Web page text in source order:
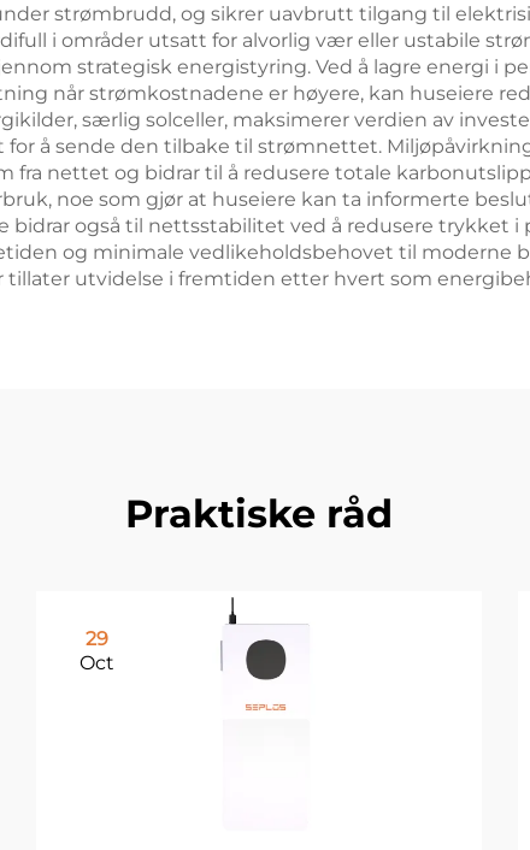
strømbrudd, og sikrer uavbrutt tilgang til
i områder utsatt for alvorlig vær eller ustabile
strategisk energistyring. Ved å lagre energi i
når strømkostnadene er høyere, kan huseiere
særlig solceller, maksimerer verdien av
å sende den tilbake til strømnettet.
fra nettet og bidrar til å redusere totale
noe som gjør at huseiere kan ta informerte
bidrar også til nettsstabilitet ved å redusere trykket
og minimale vedlikeholdsbehovet til moderne
tillater utvidelse i fremtiden etter hvert som
Praktiske råd
29
Oct